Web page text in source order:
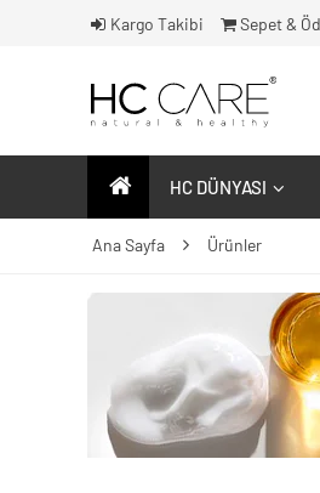
Kargo Takibi Sepet &
HC DÜNYASI
Ana Sayfa Ürünler